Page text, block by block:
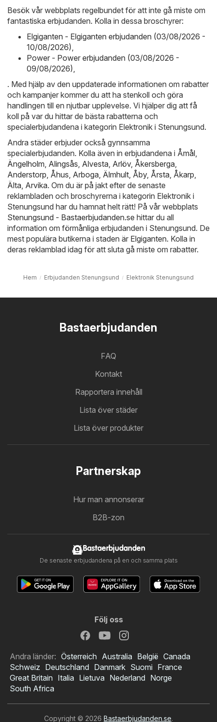
Besök vår webbplats regelbundet för att inte gå miste om
fantastiska erbjudanden. Kolla in dessa broschyrer:
Elgiganten - Elgiganten erbjudanden (03/08/2026 -
10/08/2026)
Power - Power erbjudanden (03/08/2026 -
09/08/2026)
. Med hjälp av den uppdaterade informationen om rabatter
och kampanjer kommer du att ha stenkoll och göra
handlingen till en njutbar upplevelse. Vi hjälper dig att få
koll på var du hittar de bästa rabatterna och
specialerbjudandena i kategorin Elektronik i Stenungsund.
Andra städer erbjuder också gynnsamma
specialerbjudanden. Kolla även in erbjudandena i Åmål
Ängelholm Alingsås Alvesta Arlöv, Åkersberga
Anderstorp Åhus Arboga Älmhult Åby, Årsta Åkarp
Älta Arvika. Om du är på jakt efter de senaste
reklambladen och broschyrerna i kategorin Elektronik i
Stenungsund har du hamnat helt rätt! På vår webbplats
Stenungsund - Bastaerbjudanden.se hittar du all
information om förmånliga erbjudanden i Stenungsund. De
mest populära butikerna i staden är Elgiganten. Kolla in
deras reklamblad idag för att sluta gå miste om rabatter.
Hem Erbjudanden Stenungsund Elektronik Stenungsund
Bastaerbjudanden
FAQ
Kontakt
Rapportera innehåll
Lista över städer
Lista över produkter
Partnerskap
Hur man annonserar
B2B-zon
Bastaerbjudanden
De senaste erbjudandena på en och samma plats
Följ oss
Andra länder: Österreich Australia België Canada
Schweiz Deutschland Danmark Suomi France
Great Britain Italia Lietuva Nederland Norge
South Africa
Copyright © 2026 Bastaerbjudanden.se.